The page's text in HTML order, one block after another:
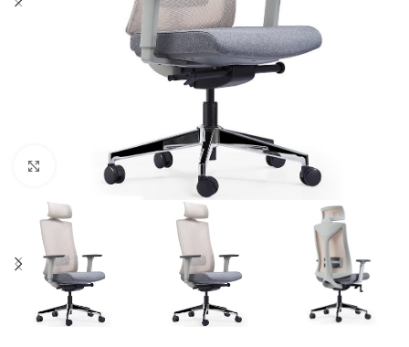
Click to enlarge